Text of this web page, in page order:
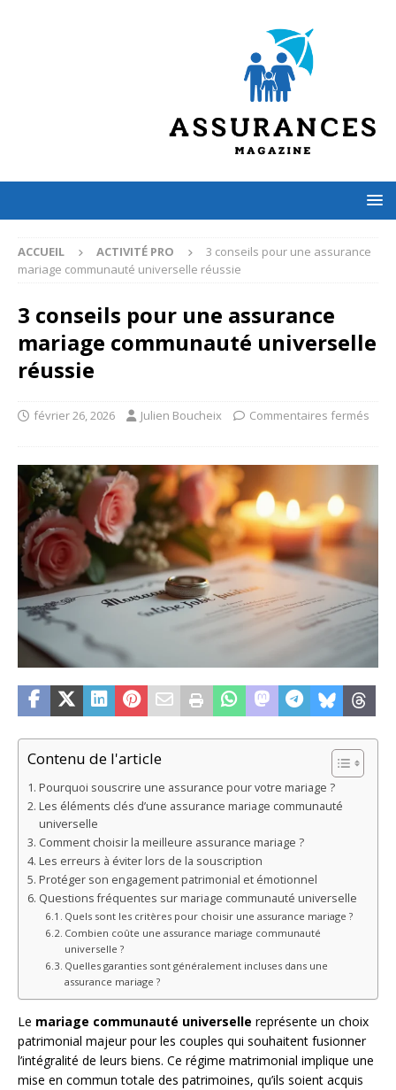
ACCUEIL ACTIVITÉ PRO
3 conseils pour une assurance
mariage communauté universelle réussie
3 conseils pour une assurance
mariage communauté universelle
réussie
février 26, 2026 Julien Boucheix Commentaires fermés
Contenu de l'article
Pourquoi souscrire une assurance pour votre mariage ?
Les éléments clés d’une assurance mariage communauté
universelle
Comment choisir la meilleure assurance mariage ?
Les erreurs à éviter lors de la souscription
Protéger son engagement patrimonial et émotionnel
Questions fréquentes sur mariage communauté universelle
Quels sont les critères pour choisir une assurance mariage ?
Combien coûte une assurance mariage communauté
universelle ?
Quelles garanties sont généralement incluses dans une
assurance mariage ?
Le mariage communauté universelle représente un choix
patrimonial majeur pour les couples qui souhaitent fusionner
l’intégralité de leurs biens. Ce régime matrimonial implique une
mise en commun totale des patrimoines, qu’ils soient acquis